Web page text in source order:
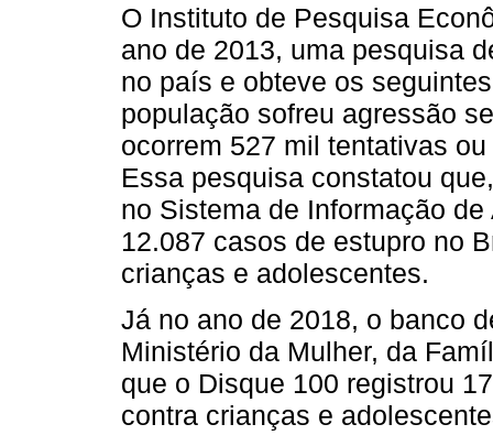
O Instituto de Pesquisa
ano de 2013, uma pesquisa
no país e obteve os
população sofreu agressão
ocorrem 527 mil tentativas
Essa pesquisa constatou
no Sistema de Informação
12.087 casos de estupro no
crianças e adolescentes.
Já no ano de 2018, o banco
Ministério da Mulher, da
que o Disque 100 registrou
contra crianças e